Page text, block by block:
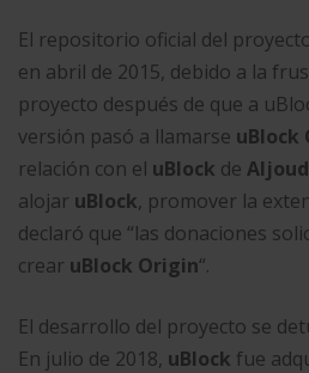
El repositorio oficial del
en abril de 2015, debido a la
proyecto después de que a
versión pasó a llamarse uBlock
relación con el uBlock de
alojar uBlock, promover la
declaró que “las donaciones
crear uBlock Origin“.​
El desarrollo del proyecto se
En julio de 2018, uBlock fue